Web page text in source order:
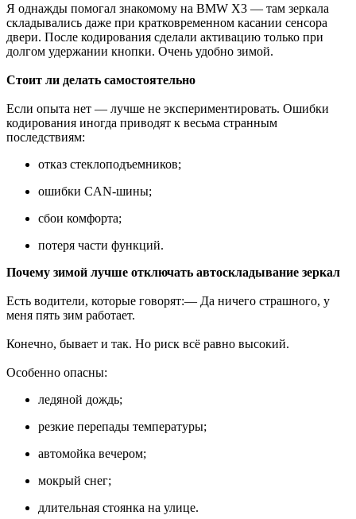
Я однажды помогал знакомому на BMW X3 — там зеркала
складывались даже при кратковременном касании сенсора
двери. После кодирования сделали активацию только при
долгом удержании кнопки. Очень удобно зимой.
Стоит ли делать самостоятельно
Если опыта нет — лучше не экспериментировать. Ошибки
кодирования иногда приводят к весьма странным
последствиям:
отказ стеклоподъемников;
ошибки CAN-шины;
сбои комфорта;
потеря части функций.
Почему зимой лучше отключать автоскладывание зеркал
Есть водители, которые говорят:— Да ничего страшного, у
меня пять зим работает.
Конечно, бывает и так. Но риск всё равно высокий.
Особенно опасны:
ледяной дождь;
резкие перепады температуры;
автомойка вечером;
мокрый снег;
длительная стоянка на улице.